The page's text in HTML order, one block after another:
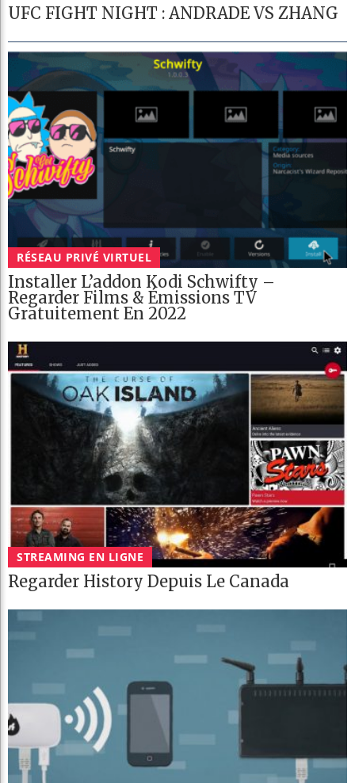
UFC FIGHT NIGHT : ANDRADE VS ZHANG
RÉSEAU PRIVÉ VIRTUEL
Installer L’addon Kodi Schwifty –
Regarder Films & Émissions TV
Gratuitement En 2022
STREAMING EN LIGNE
Regarder History Depuis Le Canada